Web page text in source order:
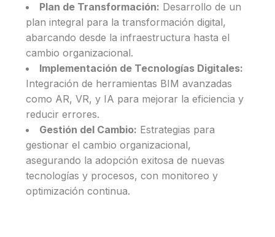
Plan de Transformación: Desarrollo de un
plan integral para la transformación digital,
abarcando desde la infraestructura hasta el
cambio organizacional.
Implementación de Tecnologías Digitales:
Integración de herramientas BIM avanzadas
como AR, VR, y IA para mejorar la eficiencia y
reducir errores.
Gestión del Cambio: Estrategias para
gestionar el cambio organizacional,
asegurando la adopción exitosa de nuevas
tecnologías y procesos, con monitoreo y
optimización continua.